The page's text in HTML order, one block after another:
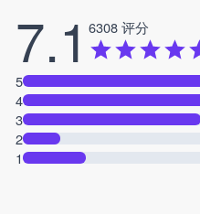
7.1 6308 评分
5
4
3
2
1